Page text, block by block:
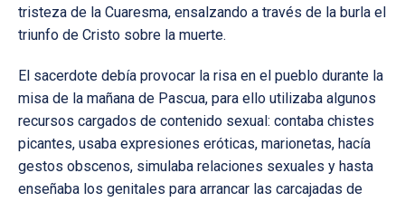
tristeza de la Cuaresma, ensalzando a través de la burla el
triunfo de Cristo sobre la muerte.
El sacerdote debía provocar la risa en el pueblo durante la
misa de la mañana de Pascua, para ello utilizaba algunos
recursos cargados de contenido sexual: contaba chistes
picantes, usaba expresiones eróticas, marionetas, hacía
gestos obscenos, simulaba relaciones sexuales y hasta
enseñaba los genitales para arrancar las carcajadas de